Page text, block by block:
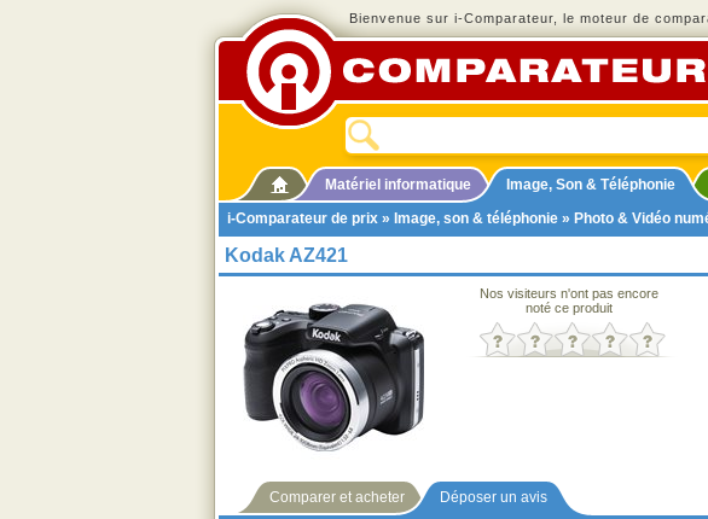
Bienvenue sur i-Comparateur, le moteur de
Matériel informatique Image, Son & Téléphonie
i-Comparateur de prix » Image, son & téléphonie » Photo & Vidéo
Kodak AZ421
Nos visiteurs n'ont pas encore
noté ce produit
Comparer et acheter Déposer un avis